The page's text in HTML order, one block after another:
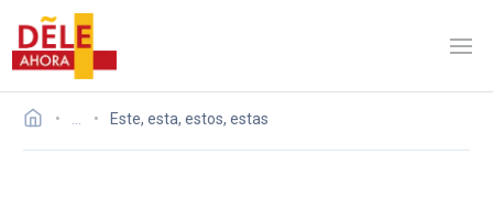
Este, esta, estos, estas